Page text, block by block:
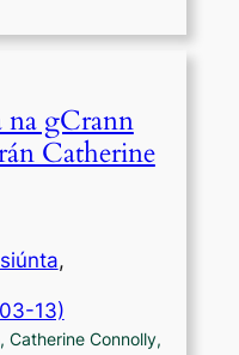
na gCrann
Catherine
,
13)
Catherine Connolly,